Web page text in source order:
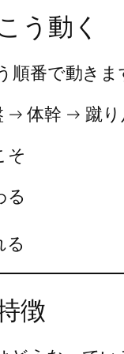
う動く
番で動きま
→ 体幹 → 蹴り
そ
る
る
徴